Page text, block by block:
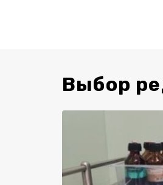
Выбор